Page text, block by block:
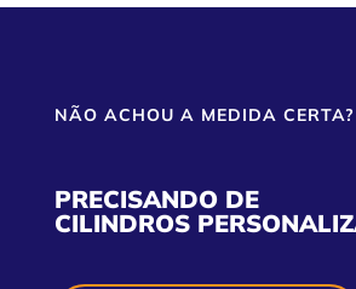
NÃO ACHOU A MEDIDA CERTA?
PRECISANDO DE
CILINDROS